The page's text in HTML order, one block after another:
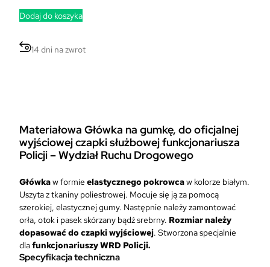
Dodaj do koszyka
14 dni na zwrot
Materiałowa Główka na gumkę, do oficjalnej
wyjściowej czapki służbowej funkcjonariusza
Policji – Wydział Ruchu Drogowego
Główkaw formie elastycznego pokrowcaw kolorze białym.
Uszyta z tkaniny poliestrowej. Mocuje się ją za pomocą
szerokiej, elastycznej gumy. Następnie należy zamontować
orła, otok i pasek skórzany bądź srebrny. Rozmiar należy
dopasować do czapki wyjściowej. Stworzona specjalnie
dlafunkcjonariuszy WRD Policji.
Specyfikacja techniczna